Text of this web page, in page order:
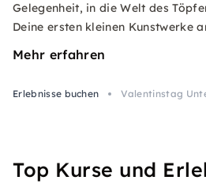
Gelegenheit, in die Welt des
Deine ersten kleinen Kunstwerke
Mehr erfahren
Erlebnisse buchen Valentinstag
Top Kurse und